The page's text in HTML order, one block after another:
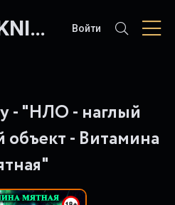
SLUSHAT-KNIGI.COM Войти
- "НЛО - наглый
- Витамина